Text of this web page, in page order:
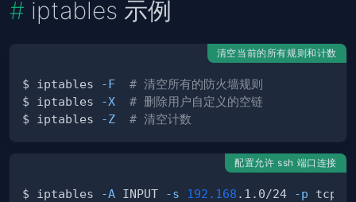
iptables 示例
清空当前的所有规则和计数
$ iptables -F
# 清空所有的防火墙规则
$ iptables
-X
# 删除用户自定义的空链
$ iptables
-Z # 清空计数
配置允许 ssh 端口连接
$ iptables -A INPUT -s 192.168 .1.0/24 -p tcp